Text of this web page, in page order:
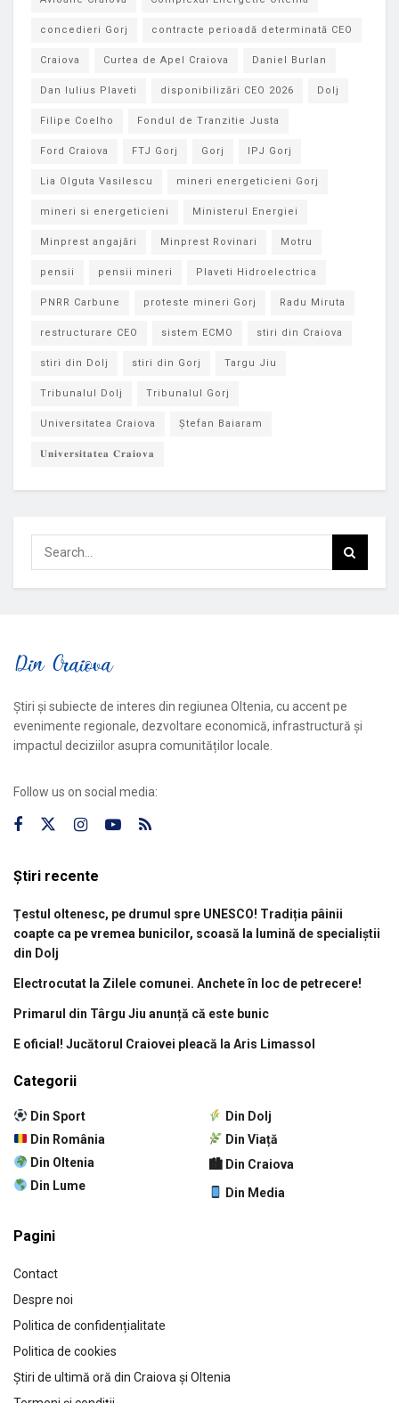
concedieri Gorj contracte perioadă determinată CEO
Craiova Curtea de Apel Craiova Daniel Burlan
Dan Iulius Plaveti disponibilizări CEO 2026 Dolj
Filipe Coelho Fondul de Tranzitie Justa
Ford Craiova FTJ Gorj Gorj IPJ Gorj
Lia Olguta Vasilescu mineri energeticieni Gorj
mineri si energeticieni Ministerul Energiei
Minprest angajări Minprest Rovinari Motru
pensii pensii mineri Plaveti Hidroelectrica
PNRR Carbune proteste mineri Gorj Radu Miruta
restructurare CEO sistem ECMO stiri din Craiova
stiri din Dolj stiri din Gorj Targu Jiu
Tribunalul Dolj Tribunalul Gorj
Universitatea Craiova Ștefan Baiaram
𝐔𝐧𝐢𝐯𝐞𝐫𝐬𝐢𝐭𝐚𝐭𝐞𝐚 𝐂𝐫𝐚𝐢𝐨𝐯𝐚
Știri și subiecte de interes din regiunea Oltenia, cu accent pe
evenimente regionale, dezvoltare economică, infrastructură și
impactul deciziilor asupra comunităților locale.
Follow us on social media:
Știri recente
Țestul oltenesc, pe drumul spre UNESCO! Tradiția pâinii
coapte ca pe vremea bunicilor, scoasă la lumină de specialiștii
din Dolj
Electrocutat la Zilele comunei. Anchete în loc de petrecere!
Primarul din Târgu Jiu anunță că este bunic
E oficial! Jucătorul Craiovei pleacă la Aris Limassol
Categorii
Din Sport
Din România
Din Oltenia
Din Lume
Din Dolj
Din Viață
🏙 Din Craiova
Din Media
Pagini
Contact
Despre noi
Politica de confidențialitate
Politica de cookies
Știri de ultimă oră din Craiova și Oltenia